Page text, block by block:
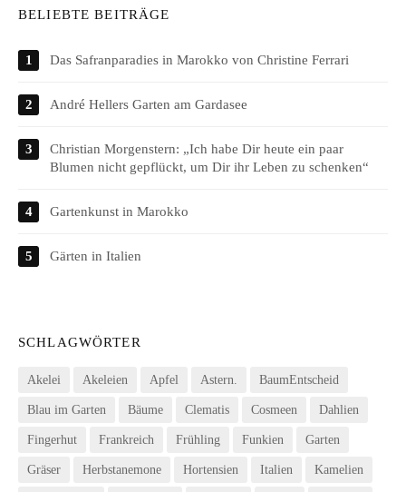
BELIEBTE BEITRÄGE
Das Safranparadies in Marokko von Christine Ferrari
André Hellers Garten am Gardasee
Christian Morgenstern: „Ich habe Dir heute ein paar
Blumen nicht gepflückt, um Dir ihr Leben zu schenken“
Gartenkunst in Marokko
Gärten in Italien
SCHLAGWÖRTER
Akelei Akeleien Apfel Astern. BaumEntscheid
Blau im Garten Bäume Clematis Cosmeen Dahlien
Fingerhut Frankreich Frühling Funkien Garten
Gräser Herbstanemone Hortensien Italien Kamelien